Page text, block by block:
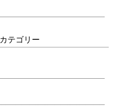
カテゴリー